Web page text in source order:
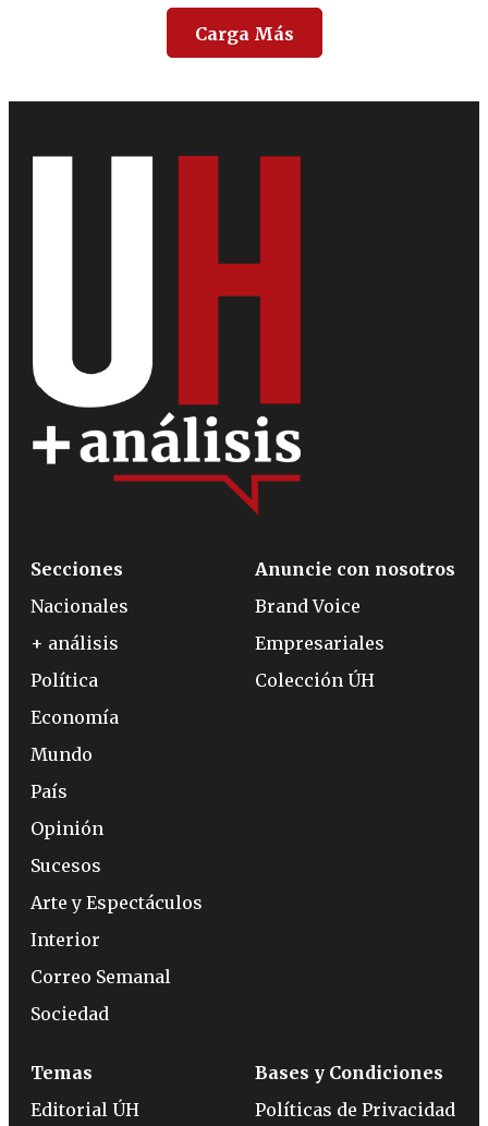
Carga Más
Secciones
Nacionales
+ análisis
Política
Economía
Mundo
País
Opinión
Sucesos
Arte y Espectáculos
Interior
Correo Semanal
Sociedad
Anuncie con nosotros
Brand Voice
Empresariales
Colección ÚH
Temas
Editorial ÚH
Bases y Condiciones
Políticas de Privacidad